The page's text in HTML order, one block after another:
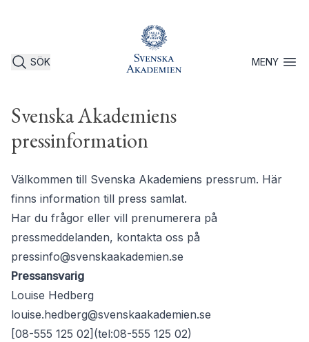
SÖK MENYÖppna
Svenska Akademiens
pressinformation
Välkommen till Svenska Akademiens pressrum. Här
finns information till press samlat.
Har du frågor eller vill prenumerera på
pressmeddelanden, kontakta oss på
pressinfo@svenskaakademien.se
Pressansvarig
Louise Hedberg
louise.hedberg@svenskaakademien.se
[08-555 125 02](tel:08-555 125 02)